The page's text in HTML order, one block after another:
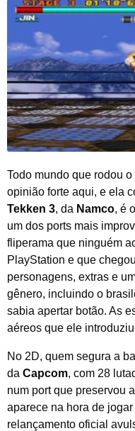
Todo mundo que rodou
opinião forte aqui, e ela
Tekken 3, da Namco, é
um dos ports mais
fliperama que ninguém
PlayStation e que
personagens, extras e
gênero, incluindo o
sabia apertar botão. As
aéreos que ele
No 2D, quem segura a
da Capcom, com 28
num port que preservou
aparece na hora de
relançamento oficial